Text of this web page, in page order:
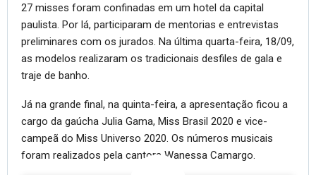
27 misses foram confinadas em um hotel da capital
paulista. Por lá, participaram de mentorias e entrevistas
preliminares com os jurados. Na última quarta-feira, 18/09,
as modelos realizaram os tradicionais desfiles de gala e
traje de banho.
Já na grande final, na quinta-feira, a apresentação ficou a
cargo da gaúcha Julia Gama, Miss Brasil 2020 e vice-
campeã do Miss Universo 2020. Os números musicais
foram realizados pela cantora Wanessa Camargo.